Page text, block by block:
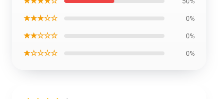
★★★☆☆ 0%
★★☆☆☆ 0%
★☆☆☆☆ 0%